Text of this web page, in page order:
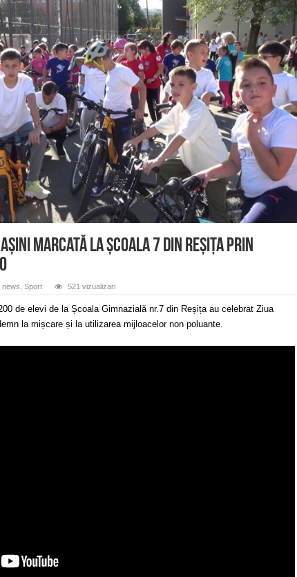
mentă și flori de vară și râsete de copii la Carașova VIDEO
APĂ în Reșița – avarie – 04.08.2026 – str. Văliugului și Plastomet
APĂ în CARANSEBEȘ – 04.08.2026 – avarie – Calea Severinului
în CARANSEBEȘ avarie
APĂ în Reșița, cartier Țerova – avarie – 04.08.2026
marcată la Școala 7 din Reșița prin
news Sport 521 vizualizari
de elevi de la Școala Gimnazială nr.7 din Reșița au celebrat Ziua
la mișcare și la utilizarea mijloacelor non poluante.